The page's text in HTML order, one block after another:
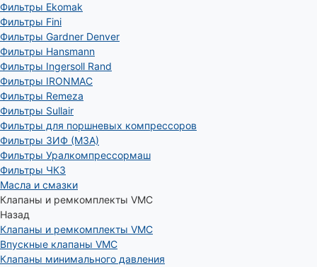
Фильтры Ekomak
Фильтры Fini
Фильтры Gardner Denver
Фильтры Hansmann
Фильтры Ingersoll Rand
Фильтры IRONMAC
Фильтры Remeza
Фильтры Sullair
Фильтры для поршневых компрессоров
Фильтры ЗИФ (МЗА)
Фильтры Уралкомпрессормаш
Фильтры ЧКЗ
Масла и смазки
Клапаны и ремкомплекты VMC
Назад
Клапаны и ремкомплекты VMC
Впускные клапаны VMC
Клапаны минимального давления